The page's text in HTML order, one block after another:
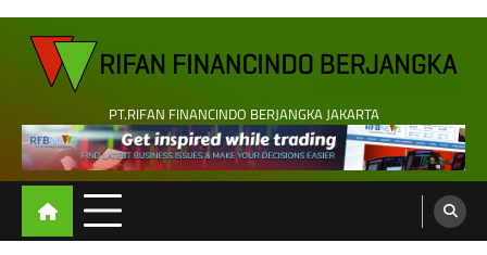
Skip
content
PT.RIFAN FINANCINDO BERJANGKA JAKARTA